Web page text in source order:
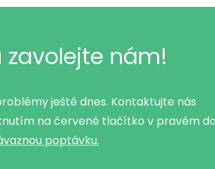
zavolejte nám!
ještě dnes. Kontaktujte nás
na červené tlačítko v pravém
poptávku.